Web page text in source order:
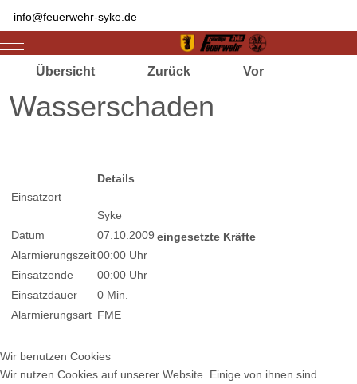
info@feuerwehr-syke.de
Mobile Menu Toggle
Übersicht Zurück Vor
Wasserschaden
Einsatzort
Details
Syke
Datum
07.10.2009
Alarmierungszeit00:00 Uhr
Einsatzende
00:00 Uhr
Einsatzdauer
0 Min.
Alarmierungsart FME
eingesetzte Kräfte
Wir benutzen Cookies
Wir nutzen Cookies auf unserer Website. Einige von ihnen sind